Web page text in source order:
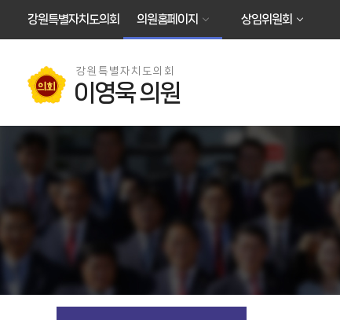
강원특별자치도의회 의원홈페이지 상임위원회
강원특별자치도의회
이영욱 의원